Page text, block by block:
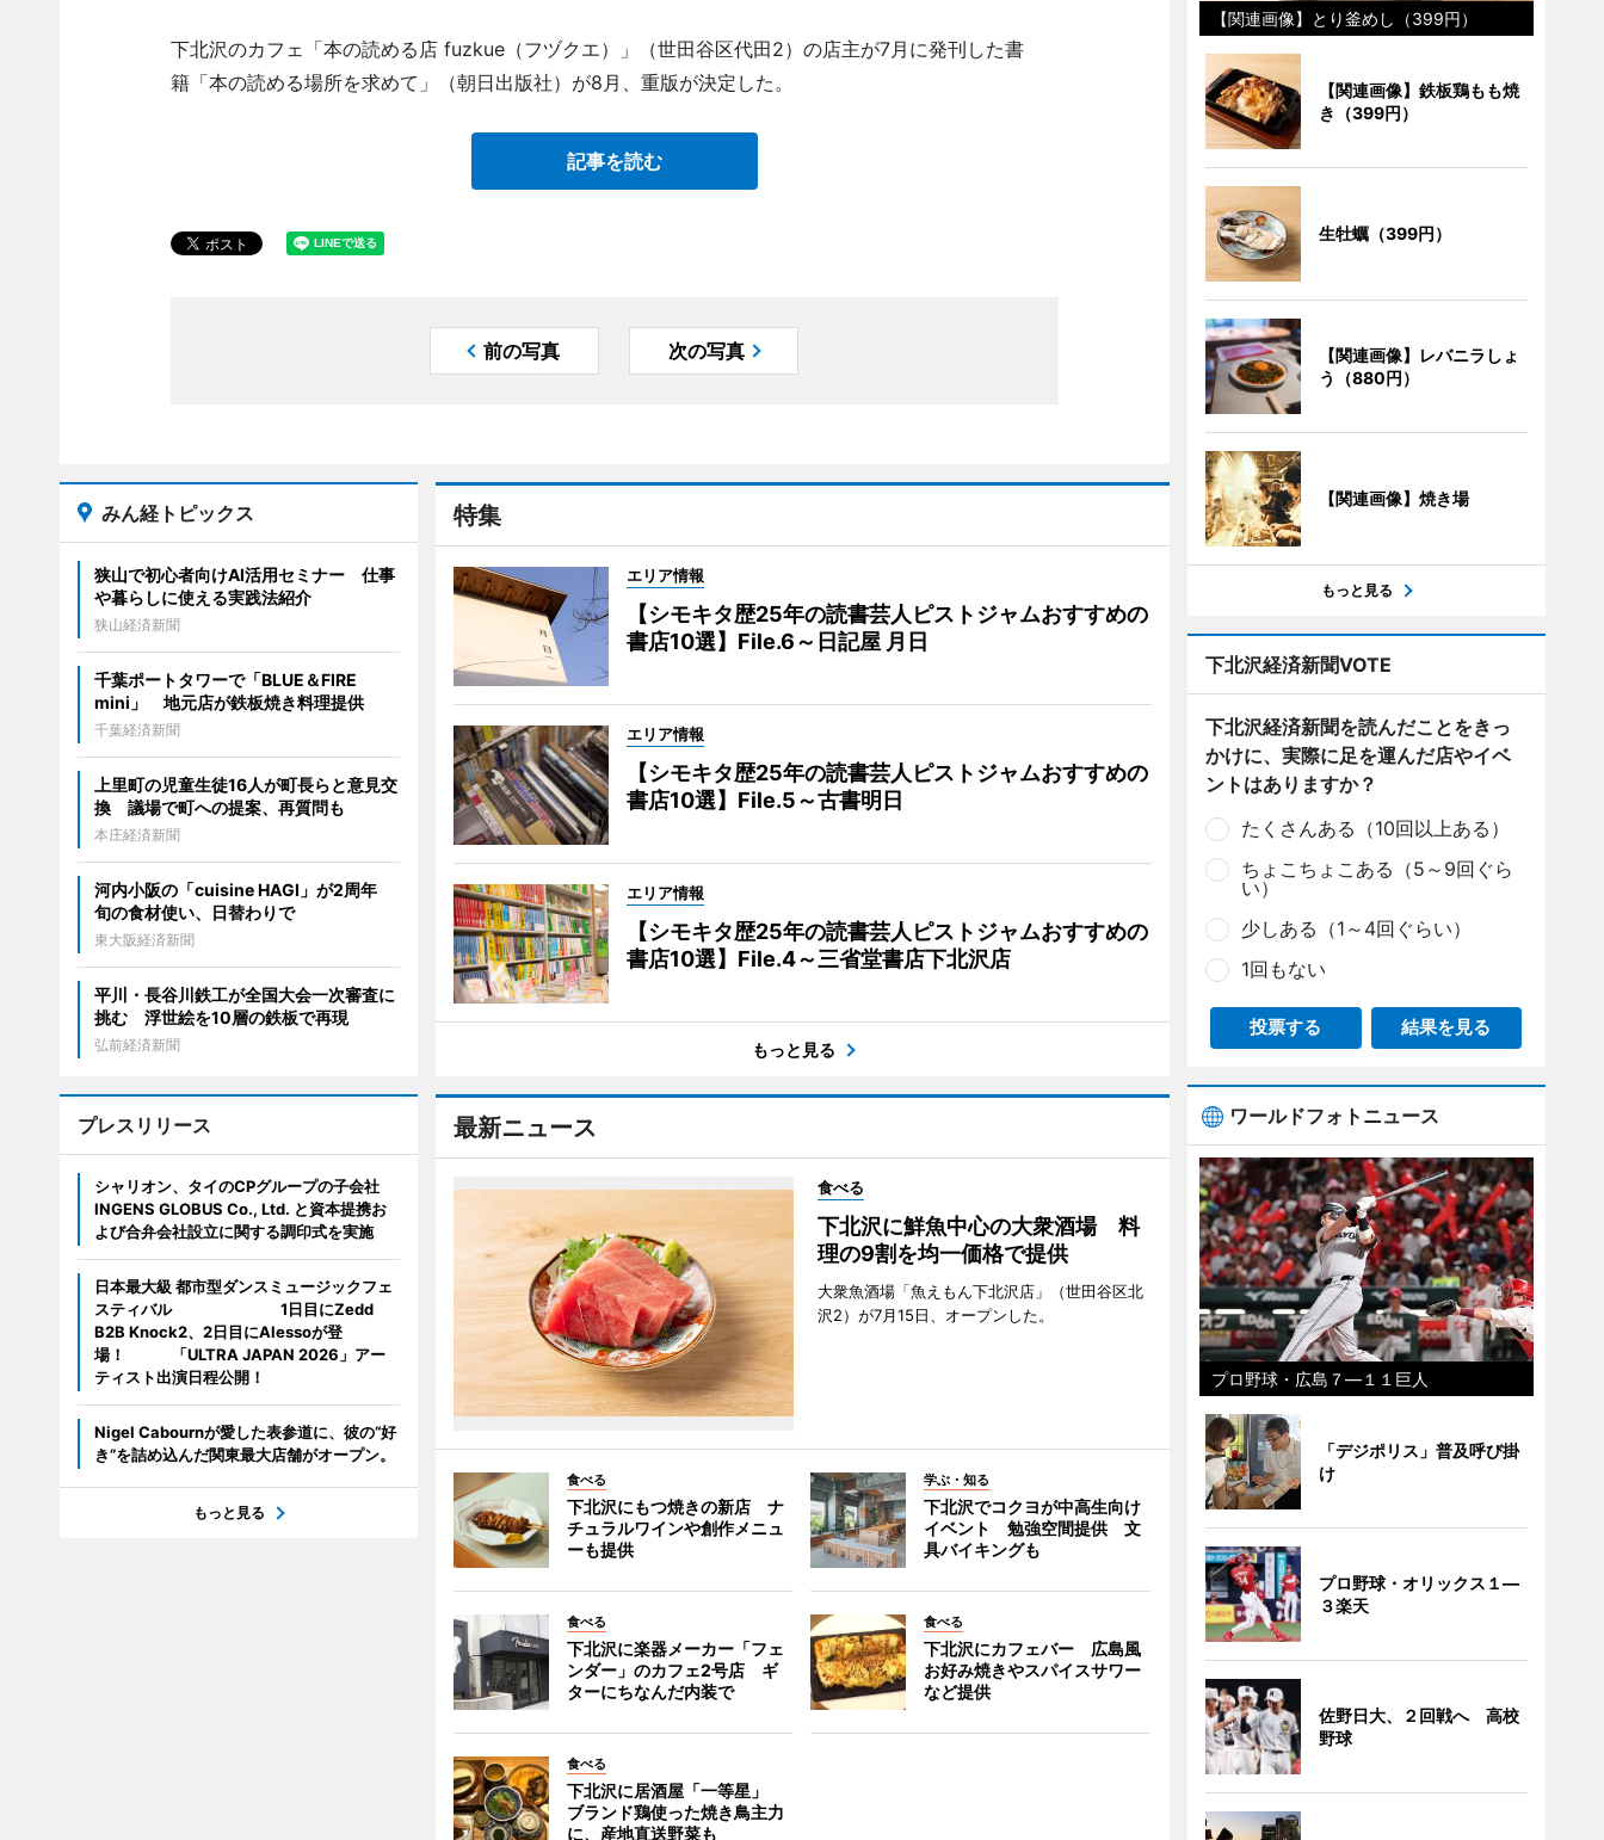
下北沢のカフェ「本の読める店 fuzkue（フヅクエ）」（世田谷区代田2）の店主が7月に発刊した書
籍「本の読める場所を求めて」（朝日出版社）が8月、重版が決定した。
記事を読む
前の写真 次の写真
特集
エリア情報
【シモキタ歴25年の読書芸人ピストジャムおすすめの
書店10選】File.6～日記屋 月日
エリア情報
【シモキタ歴25年の読書芸人ピストジャムおすすめの
書店10選】File.5～古書明日
エリア情報
【シモキタ歴25年の読書芸人ピストジャムおすすめの
書店10選】File.4～三省堂書店下北沢店
もっと見る
最新ニュース
食べる
下北沢に鮮魚中心の大衆酒場 料
理の9割を均一価格で提供
大衆魚酒場「魚えもん下北沢店」（世田谷区北
沢2）が7月15日、オープンした。
食べる
下北沢にもつ焼きの新店 ナ
チュラルワインや創作メニュ
ーも提供
学ぶ・知る
下北沢でコクヨが中高生向け
イベント 勉強空間提供 文
具バイキングも
食べる
下北沢に楽器メーカー「フェ
ンダー」のカフェ2号店 ギ
ターにちなんだ内装で
食べる
下北沢にカフェバー 広島風
お好み焼きやスパイスサワー
など提供
食べる
下北沢に居酒屋「一等星」
ブランド鶏使った焼き鳥主力
に、産地直送野菜も
みん経トピックス
狭山で初心者向けAI活用セミナー 仕事
や暮らしに使える実践法紹介
狭山経済新聞
千葉ポートタワーで「BLUE＆FIRE
mini」 地元店が鉄板焼き料理提供
千葉経済新聞
上里町の児童生徒16人が町長らと意見交
換 議場で町への提案、再質問も
本庄経済新聞
河内小阪の「cuisine HAGI」が2周年
旬の食材使い、日替わりで
東大阪経済新聞
平川・長谷川鉄工が全国大会一次審査に
挑む 浮世絵を10層の鉄板で再現
弘前経済新聞
プレスリリース
シャリオン、タイのCPグループの子会社
INGENS GLOBUS Co., Ltd. と資本提携お
よび合弁会社設立に関する調印式を実施
日本最大級 都市型ダンスミュージックフェ
スティバル 1日目にZedd
B2B Knock2、2日目にAlessoが登
場！ 「ULTRA JAPAN 2026」アー
ティスト出演日程公開！
Nigel Cabournが愛した表参道に、彼の“好
き”を詰め込んだ関東最大店舗がオープン。
もっと見る
【関連画像】とり釜めし（399円）
【関連画像】鉄板鶏もも焼
き（399円）
生牡蠣（399円）
【関連画像】レバニラしょ
う（880円）
【関連画像】焼き場
もっと見る
下北沢経済新聞VOTE
下北沢経済新聞を読んだことをきっ
かけに、実際に足を運んだ店やイベ
ントはありますか？
たくさんある（10回以上ある）
ちょこちょこある（5～9回ぐら
い）
少しある（1～4回ぐらい）
1回もない
投票する 結果を見る
ワールドフォトニュース
プロ野球・広島７―１１巨人
「デジポリス」普及呼び掛
け
プロ野球・オリックス１―
３楽天
佐野日大、２回戦へ 高校
野球